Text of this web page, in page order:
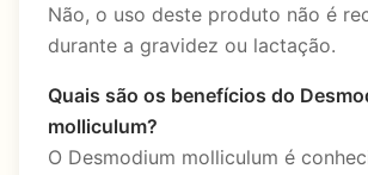
Não, o uso deste produto não é
durante a gravidez ou lactação.
Quais são os benefícios do
molliculum?
O Desmodium molliculum é